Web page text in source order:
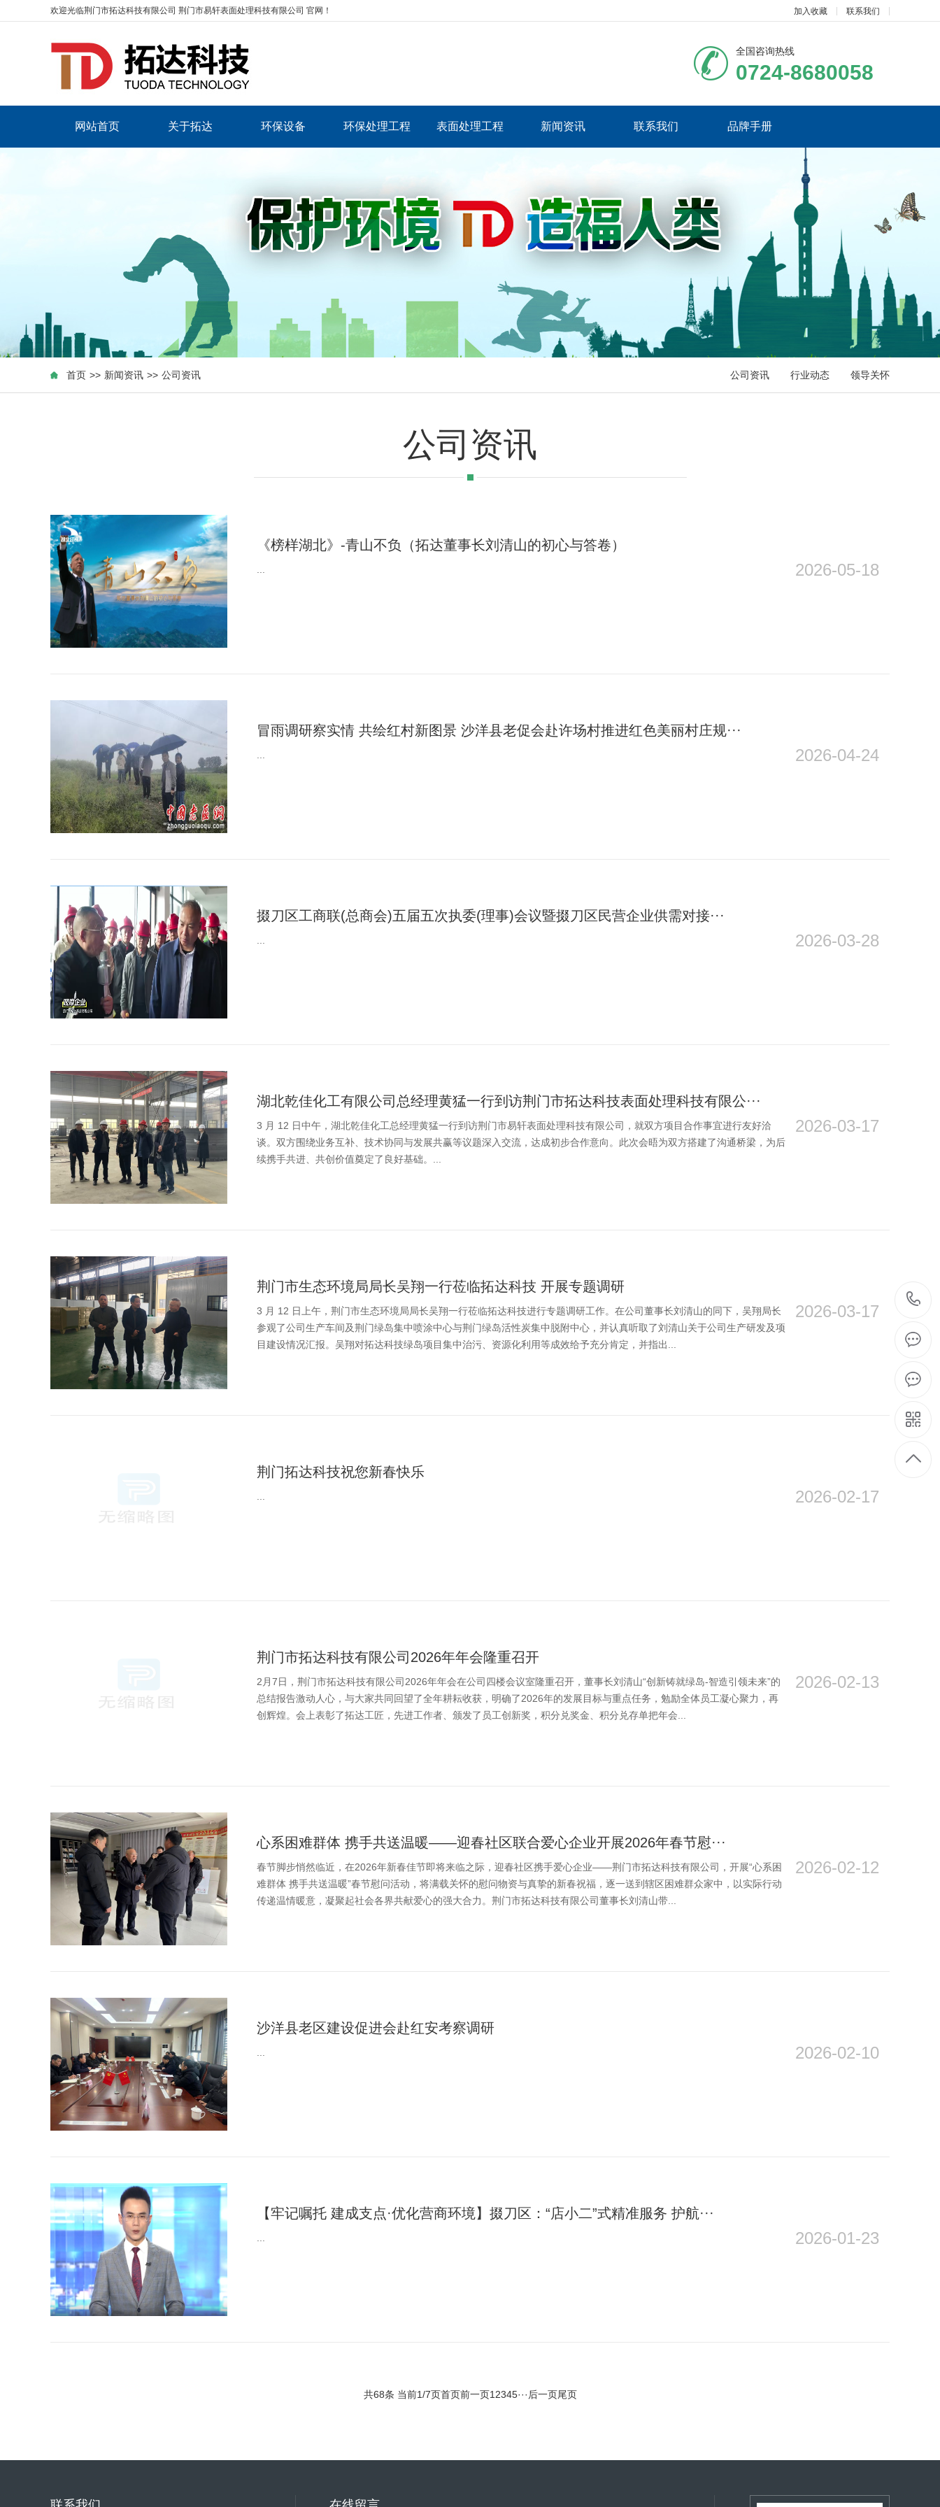
欢迎光临荆门市拓达科技有限公司 荆门市易轩表面处理科技有限公司 官网！ 加入收藏 联系我们
全国咨询热线
0724-8680058
网站首页 关于拓达 环保设备 环保处理工程 表面处理工程 新闻资讯 联系我们 品牌手册
首页 >> 新闻资讯 >> 公司资讯 公司资讯 行业动态 领导关怀
公司资讯
《榜样湖北》-青山不负（拓达董事长刘清山的初心与答卷）
2026-05-18
冒雨调研察实情 共绘红村新图景 沙洋县老促会赴许场村推进红色美丽村庄规···
2026-04-24
掇刀区工商联(总商会)五届五次执委(理事)会议暨掇刀区民营企业供需对接···
2026-03-28
湖北乾佳化工有限公司总经理黄猛一行到访荆门市拓达科技表面处理科技有限公···
3 月 12 日中午，湖北乾佳化工总经理黄猛一行到访荆门市易轩表面处理科技有限公司，就双方项目合作事宜进行友好洽
谈。双方围绕业务互补、技术协同与发展共赢等议题深入交流，达成初步合作意向。此次会晤为双方搭建了沟通桥梁，为后
续携手共进、共创价值奠定了良好基础。...
2026-03-17
荆门市生态环境局局长吴翔一行莅临拓达科技 开展专题调研
3 月 12 日上午，荆门市生态环境局局长吴翔一行莅临拓达科技进行专题调研工作。在公司董事长刘清山的同下，吴翔局长
参观了公司生产车间及荆门绿岛集中喷涂中心与荆门绿岛活性炭集中脱附中心，并认真听取了刘清山关于公司生产研发及项
目建设情况汇报。吴翔对拓达科技绿岛项目集中治污、资源化利用等成效给予充分肯定，并指出...
2026-03-17
荆门拓达科技祝您新春快乐
2026-02-17
荆门市拓达科技有限公司2026年年会隆重召开
2月7日，荆门市拓达科技有限公司2026年年会在公司四楼会议室隆重召开，董事长刘清山“创新铸就绿岛-智造引领未来”的
总结报告激动人心，与大家共同回望了全年耕耘收获，明确了2026年的发展目标与重点任务，勉励全体员工凝心聚力，再
创辉煌。会上表彰了拓达工匠，先进工作者、颁发了员工创新奖，积分兑奖金、积分兑存单把年会...
2026-02-13
心系困难群体 携手共送温暖——迎春社区联合爱心企业开展2026年春节慰···
春节脚步悄然临近，在2026年新春佳节即将来临之际，迎春社区携手爱心企业——荆门市拓达科技有限公司，开展“心系困
难群体 携手共送温暖”春节慰问活动，将满载关怀的慰问物资与真挚的新春祝福，逐一送到辖区困难群众家中，以实际行动
传递温情暖意，凝聚起社会各界共献爱心的强大合力。荆门市拓达科技有限公司董事长刘清山带...
2026-02-12
沙洋县老区建设促进会赴红安考察调研
2026-02-10
【牢记嘱托 建成支点·优化营商环境】掇刀区：“店小二”式精准服务 护航···
2026-01-23
共68条 当前1/7页首页前一页1 2345··· 后一页尾页